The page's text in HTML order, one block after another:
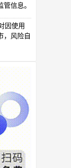
信息。
因使用
，风险自